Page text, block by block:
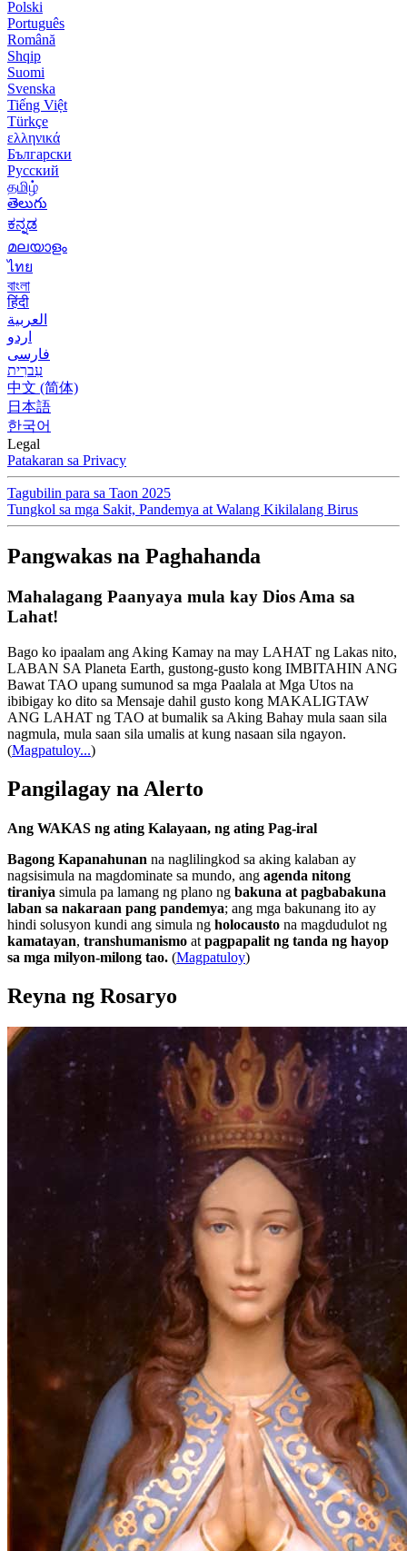
Polski
Português
Română
Shqip
Suomi
Svenska
Tiếng Việt
Türkçe
ελληνικά
Български
Русский
தமிழ்
తెలుగు
ಕನ್ನಡ
മലയാളം
ไทย
বাংলা
हिंदी
العربية
اردو
فارسی
עִברִית
中文 (简体)
日本語
한국어
Legal
Patakaran sa Privacy
Tagubilin para sa Taon 2025
Tungkol sa mga Sakit, Pandemya at Walang Kikilalang Birus
Pangwakas na Paghahanda
Mahalagang Paanyaya mula kay Dios Ama sa
Lahat!
Bago ko ipaalam ang Aking Kamay na may LAHAT ng Lakas nito,
LABAN SA Planeta Earth, gustong-gusto kong IMBITAHIN ANG
Bawat TAO upang sumunod sa mga Paalala at Mga Utos na
ibibigay ko dito sa Mensaje dahil gusto kong MAKALIGTAW
ANG LAHAT ng TAO at bumalik sa Aking Bahay mula saan sila
nagmula, mula saan sila umalis at kung nasaan sila ngayon.
(Magpatuloy...)
Pangilagay na Alerto
Ang WAKAS ng ating Kalayaan, ng ating Pag-iral
Bagong Kapanahunan na naglilingkod sa aking kalaban ay
nagsisimula na magdominate sa mundo, ang agenda nitong
tiraniya simula pa lamang ng plano ng bakuna at pagbabakuna
laban sa nakaraan pang pandemya; ang mga bakunang ito ay
hindi solusyon kundi ang simula ng holocausto na magdudulot ng
kamatayan, transhumanismo at pagpapalit ng tanda ng hayop
sa mga milyon-milong tao. (Magpatuloy)
Reyna ng Rosaryo